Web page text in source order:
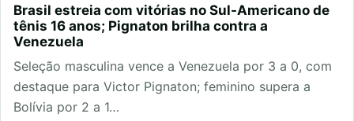
Brasil estreia com vitórias no Sul-Americano de
tênis 16 anos; Pignaton brilha contra a
Venezuela
Seleção masculina vence a Venezuela por 3 a 0, com
destaque para Victor Pignaton; feminino supera a
Bolívia por 2 a 1…